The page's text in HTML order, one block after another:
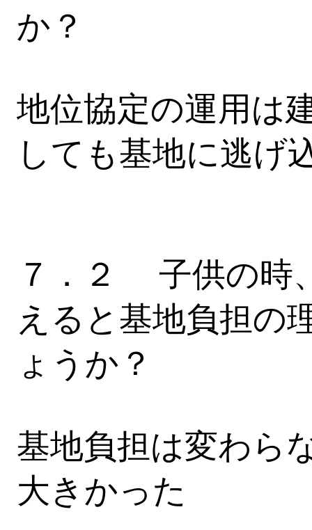
か？
地位協定の運用は
しても基地に逃げ
７．２ 子供の時
えると基地負担の
ょうか？
基地負担は変わら
大きかった